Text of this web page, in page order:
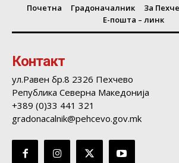
Почетна Градоначалник За
Е-пошта – линк
Контакт
ул.Равен бр.8 2326 Пехчево
Република Северна Македонија
+389 (0)33 441 321
gradonacalnik@pehcevo.gov.mk